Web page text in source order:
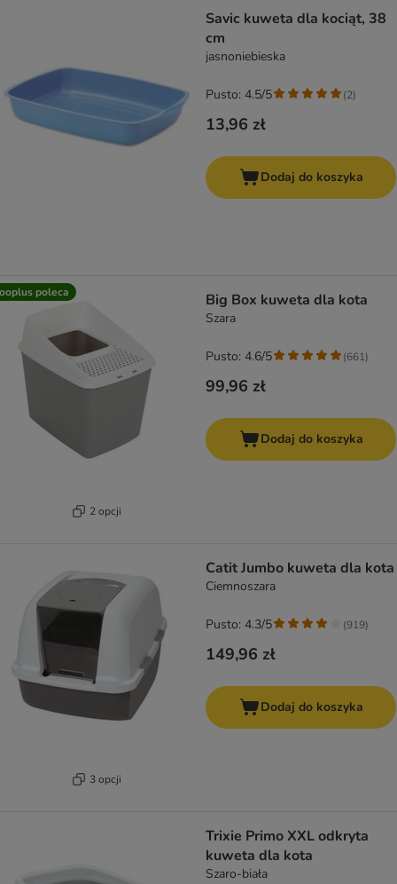
Savic kuweta dla kociąt, 38
cm
jasnoniebieska
13,96 zł
Pusto: 4.5/5 (2)
Dodaj do koszyka
poleca
2 opcji
Big Box kuweta dla kota
Szara
99,96 zł
Pusto: 4.6/5 (661)
Dodaj do koszyka
3 opcji
Catit Jumbo kuweta dla kota
Ciemnoszara
149,96 zł
Pusto: 4.3/5 (919)
Dodaj do koszyka
Trixie Primo XXL odkryta
kuweta dla kota
Szaro-biała